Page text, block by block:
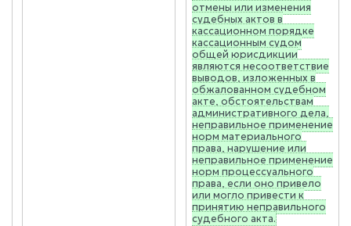
отмены или изменения
судебных актов в
кассационном порядке
кассационным судом
общей юрисдикции
являются несоответствие
выводов, изложенных в
обжалованном судебном
акте, обстоятельствам
административного дела,
неправильное применение
норм материального
права, нарушение или
неправильное применение
норм процессуального
права, если оно привело
или могло привести к
принятию неправильного
судебного акта.